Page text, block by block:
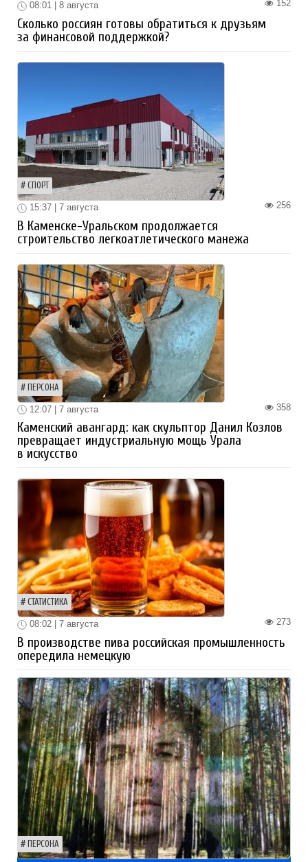
152
08:01 | 8 августа
Сколько россиян готовы обратиться к друзьям
за финансовой поддержкой?
СПОРТ
256
15:37 | 7 августа
В Каменске-Уральском продолжается
строительство легкоатлетического манежа
ПЕРСОНА
358
12:07 | 7 августа
Каменский авангард: как скульптор Данил Козлов
превращает индустриальную мощь Урала
в искусство
СТАТИСТИКА
273
08:02 | 7 августа
В производстве пива российская промышленность
опередила немецкую
ПЕРСОНА